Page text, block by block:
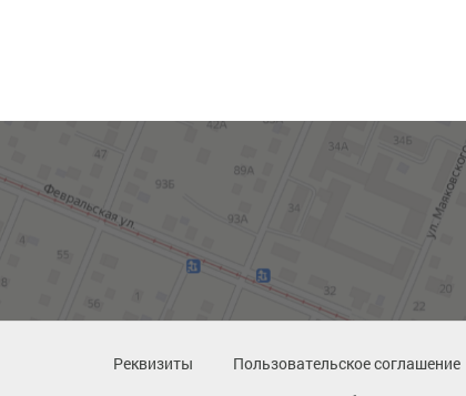
Реквизиты Пользовательское соглашение